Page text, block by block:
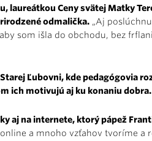
laureátkou Ceny svätej Matky
odmalička. „Aj
som išla do obchodu, bez
Ľubovni, kde pedagógovia
ich motivujú aj ku konaniu dobra.
aj na internete, ktorý pápež
a mnoho vzťahov tvoríme a